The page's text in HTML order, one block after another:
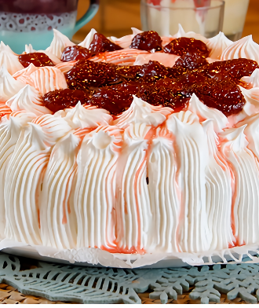
EMPANADAS DE
CARNE
60 min
FLAN CASERO
50 min